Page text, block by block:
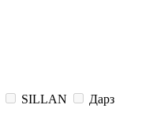
SILLAN
Дарз